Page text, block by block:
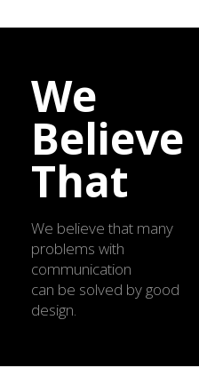
We
Believe
That
We believe that many
problems with
communication
can be solved by good
design.